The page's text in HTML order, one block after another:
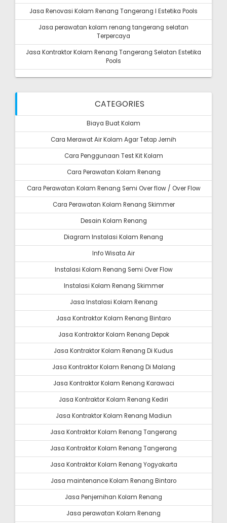
Jasa Renovasi Kolam Renang Tangerang I Estetika Pools
Jasa perawatan kolam renang tangerang selatan
Terpercaya
Jasa Kontraktor Kolam Renang Tangerang Selatan Estetika
Pools
CATEGORIES
Biaya Buat Kolam
Cara Merawat Air Kolam Agar Tetap Jernih
Cara Penggunaan Test Kit Kolam
Cara Perawatan Kolam Renang
Cara Perawatan Kolam Renang Semi Over flow / Over Flow
Cara Perawatan Kolam Renang Skimmer
Desain Kolam Renang
Diagram Instalasi Kolam Renang
Info Wisata Air
Instalasi Kolam Renang Semi Over Flow
Instalasi Kolam Renang Skimmer
Jasa Instalasi Kolam Renang
Jasa Kontraktor Kolam Renang Bintaro
Jasa Kontraktor Kolam Renang Depok
Jasa Kontraktor Kolam Renang Di Kudus
Jasa Kontraktor Kolam Renang Di Malang
Jasa Kontraktor Kolam Renang Karawaci
Jasa Kontraktor Kolam Renang Kediri
Jasa Kontraktor Kolam Renang Madiun
Jasa Kontraktor Kolam Renang Tangerang
Jasa Kontraktor Kolam Renang Tangerang
Jasa Kontraktor Kolam Renang Yogyakarta
Jasa maintenance Kolam Renang Bintaro
Jasa Penjernihan Kolam Renang
Jasa perawatan Kolam Renang